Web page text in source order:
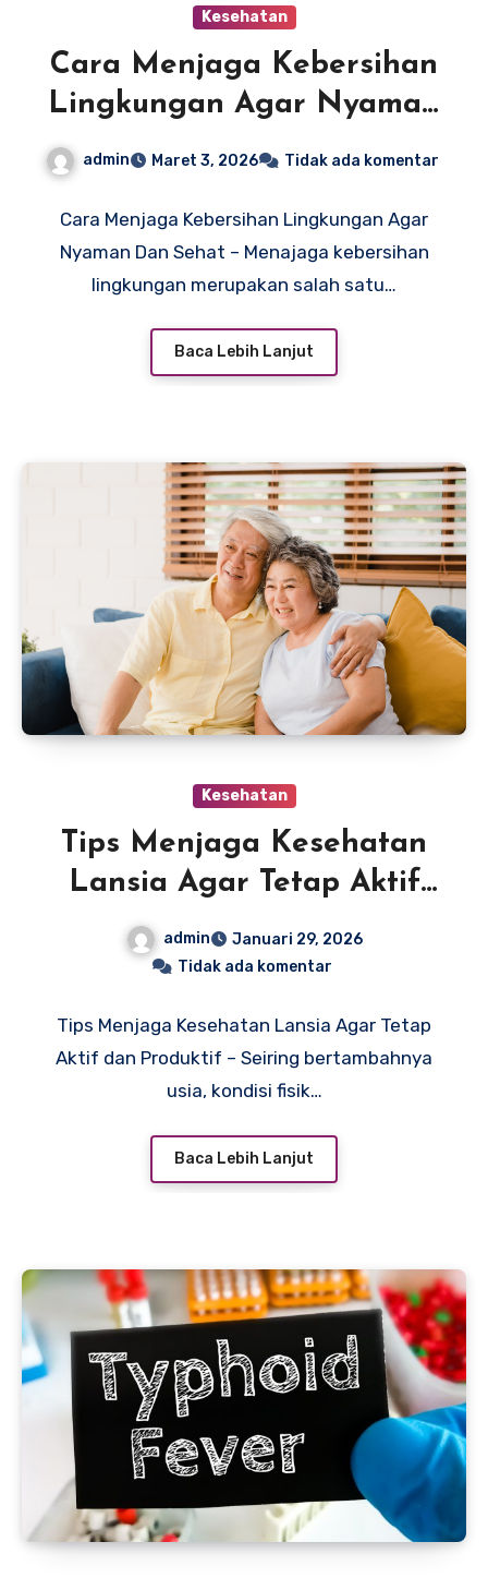
Kesehatan
Cara Menjaga Kebersihan
Lingkungan Agar Nyaman
admin Maret 3, 2026 Tidak ada komentar
Cara Menjaga Kebersihan Lingkungan Agar
Nyaman Dan Sehat – Menajaga kebersihan
lingkungan merupakan salah satu…
Baca Lebih Lanjut
Kesehatan
Tips Menjaga Kesehatan
Lansia Agar Tetap Aktif
dan Produktif
admin
Januari 29, 2026
Tidak ada komentar
Tips Menjaga Kesehatan Lansia Agar Tetap
Aktif dan Produktif – Seiring bertambahnya
usia, kondisi fisik…
Baca Lebih Lanjut